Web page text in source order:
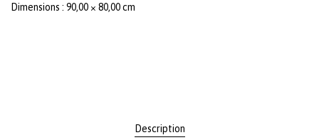
Dimensions : 90,00 × 80,00 cm
Description